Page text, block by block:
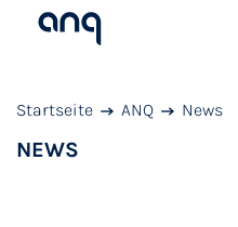
Startseite ANQ News
NEWS